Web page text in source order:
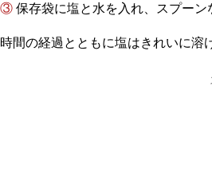
③ 保存袋に塩と水を入れ、スプー
時間の経過とともに塩はきれいに溶